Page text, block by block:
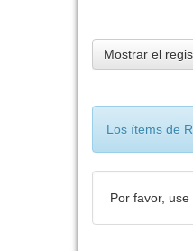
Mostrar el
Los ítems de
Por favor,